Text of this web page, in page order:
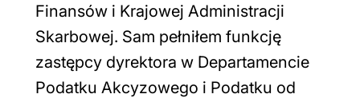
Finansów i Krajowej Administracji
Skarbowej. Sam pełniłem funkcję
zastępcy dyrektora w Departamencie
Podatku Akcyzowego i Podatku od